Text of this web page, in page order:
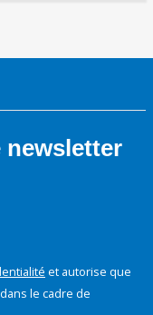
newsletter
et autorise que
le cadre de